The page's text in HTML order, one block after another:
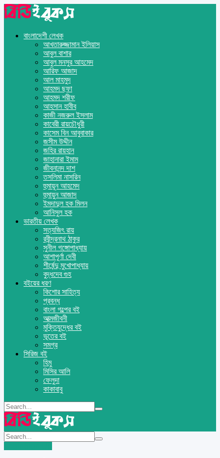
বাংলাদেশী লেখক
আখতারুজ্জামান ইলিয়াস
আবুল বাশার
আবুল মনসুর আহমেদ
আরিফ আজাদ
আল মাহমুদ
আহমদ ছফা
আহমদ শরীফ
আহসান হাবীব
কাজী নজরুল ইসলাম
কাবেরী রায়চৌধুরী
কাসেম বিন আবুবাকার
জসীম উদ্দীন
জহির রায়হান
জাহানারা ইমাম
জীবনানন্দ দাশ
তসলিমা নাসরিন
হুমায়ূন আহমেদ
হুমায়ুন আজাদ
ইমদাদুল হক মিলন
আনিসুল হক
ভারতীয় লেখক
সত্যজিৎ রায়
রবীন্দ্রনাথ ঠাকুর
সুনীল গঙ্গোপাধ্যায়
আশাপূর্ণা দেবী
শীর্ষেন্দু মুখোপাধ্যায়
বুদ্ধদেব গুহ
বইয়ের ধরণ
কিশোর সাহিত্য
প্রবন্ধ
বাংলা গল্পের বই
আত্মজীবনী
মুক্তিযুদ্ধের বই
ভূতের বই
সমগ্র
সিরিজ বই
হিমু
মিসির আলি
ফেলুদা
কাকাবাবু